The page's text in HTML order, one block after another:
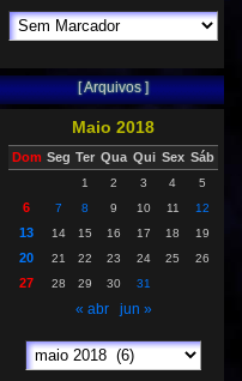
[ Arquivos ]
Maio 2018
Dom Seg Ter Qua Qui Sex Sáb
1 2 3 4 5
6 7 8 9 10 11 12
13 14 15 16 17 18 19
20 21 22 23 24 25 26
27 28 29 30 31
« abr jun »